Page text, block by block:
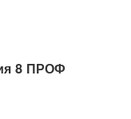
8 ПРОФ